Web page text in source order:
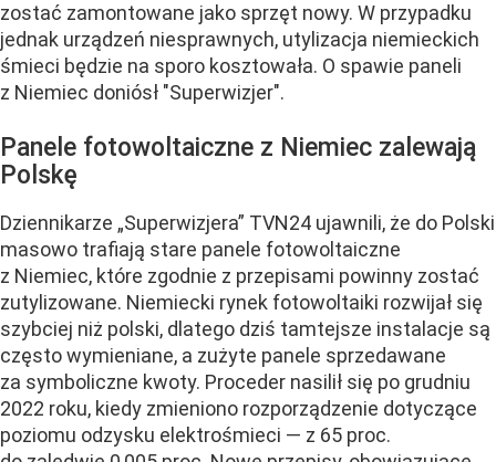
zostać zamontowane jako sprzęt nowy. W przypadku
jednak urządzeń niesprawnych, utylizacja niemieckich
śmieci będzie na sporo kosztowała. O spawie paneli
z Niemiec doniósł "Superwizjer".
Panele fotowoltaiczne z Niemiec zalewają
Polskę
Dziennikarze „Superwizjera” TVN24 ujawnili, że do Polski
masowo trafiają stare panele fotowoltaiczne
z Niemiec, które zgodnie z przepisami powinny zostać
zutylizowane. Niemiecki rynek fotowoltaiki rozwijał się
szybciej niż polski, dlatego dziś tamtejsze instalacje są
często wymieniane, a zużyte panele sprzedawane
za symboliczne kwoty. Proceder nasilił się po grudniu
2022 roku, kiedy zmieniono rozporządzenie dotyczące
poziomu odzysku elektrośmieci — z 65 proc.